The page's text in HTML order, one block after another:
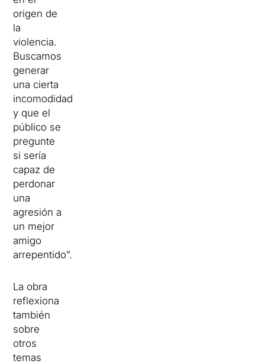
origen de
la
violencia.
Buscamos
generar
una cierta
incomodidad
y que el
público se
pregunte
si sería
capaz de
perdonar
una
agresión a
un mejor
amigo
arrepentido”.
La obra
reflexiona
también
sobre
otros
temas